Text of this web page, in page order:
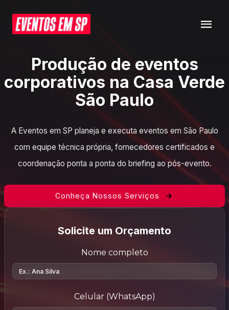
Produção de eventos
corporativos na Casa Verde
São Paulo
A Eventos em SP planeja e executa eventos em São Paulo
com equipe técnica própria, fornecedores certificados e
coordenação ponta a ponta do briefing ao pós-evento.
Conheça Nossos Serviços
Solicite um Orçamento
Nome completo
Celular (WhatsApp)